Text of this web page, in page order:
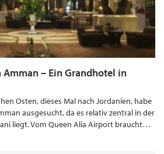
Amman – Ein Grandhotel in
Osten, dieses Mal nach Jordanien, habe
ausgesucht, da es relativ zentral in der
liegt. Vom Queen Alia Airport braucht…